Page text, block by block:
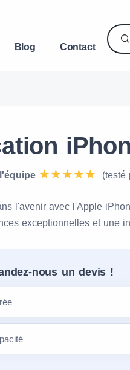
Blog Contact
(testé
l'avenir avec l'Apple
exceptionnelles et une
nous un devis !